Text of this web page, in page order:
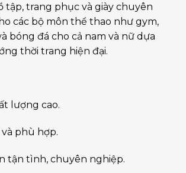
tập, trang phục và giày chuyên
các bộ môn thể thao như gym,
bóng đá cho cả nam và nữ dựa
thời trang hiện đại.
lượng cao.
phù hợp.
tận tình, chuyên nghiệp.